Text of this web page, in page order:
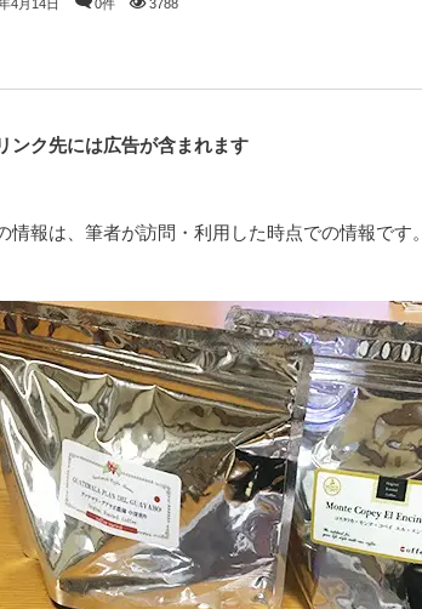
4月14日 0件 3788
ンク先には広告が含まれます
情報は、筆者が訪問・利用した時点での情報です。